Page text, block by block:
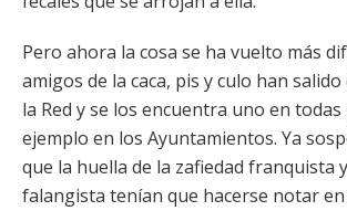
Pero ahora la cosa se ha vuelto más
amigos de la caca, pis y culo han
la Red y se los encuentra uno en
ejemplo en los Ayuntamientos. Ya
que la huella de la zafiedad franquista
falangista tenían que hacerse notar